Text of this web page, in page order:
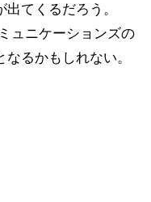
てくるだろう。
ュニケーションズの
るかもしれない。